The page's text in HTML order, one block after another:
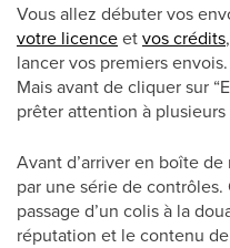
Vous allez débuter vos
votre licenceetvos crédits
lancer vos premiers
Mais avant de cliquer sur
prêter attention à
Avant d’arriver en boîte
par une série de
passage d’un colis à la
réputation et le contenu